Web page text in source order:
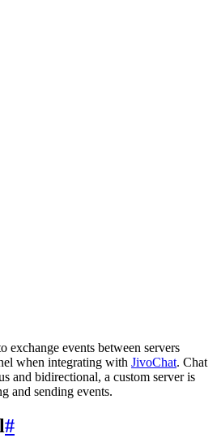
exchange events between servers
when integrating with JivoChat. Chat
and bidirectional, a custom server is
and sending events.
#